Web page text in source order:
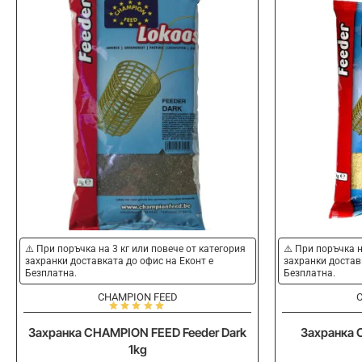
⚠️ При поръчка на 3 кг или повече от категория
захранки доставката до офис на Еконт е
Безплатна.
CHAMPION FEED
Захранка CHAMPION FEED Feeder Dark
1kg
⚠️ При поръчка
захранки
Безплатна.
Захранка